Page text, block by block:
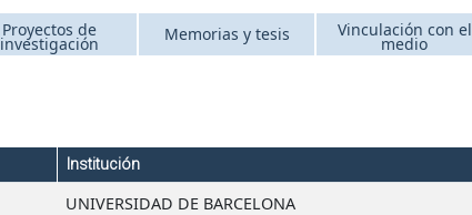
Proyectos de
investigación Memorias y tesis Vinculación con el
medio
Institución
UNIVERSIDAD DE BARCELONA